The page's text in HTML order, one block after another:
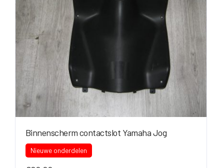
Binnenscherm contactslot Yamaha Jog
Nieuwe onderdelen